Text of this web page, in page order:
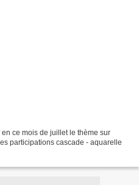
ce mois de juillet le thème sur
participations cascade - aquarelle